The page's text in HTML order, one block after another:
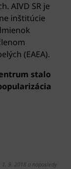
AIVD SR je
inštitúcie
(EAEA).
stalo
9. 2018 a naposledy